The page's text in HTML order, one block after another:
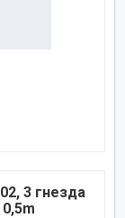
3 гнезда